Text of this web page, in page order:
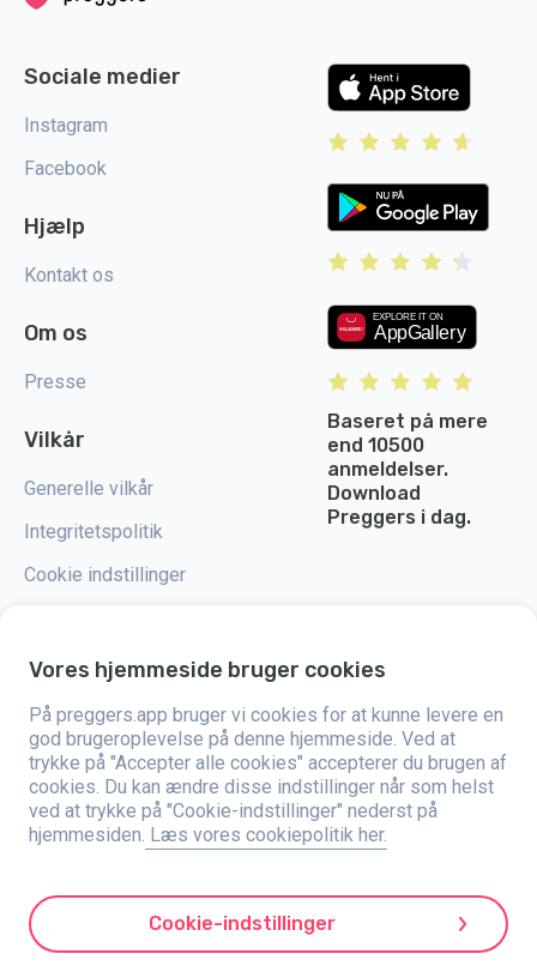
Sociale medier
Instagram
Facebook
Hjælp
Kontakt os
Om os
Presse
Vilkår
Generelle vilkår
Integritetspolitik
Cookie indstillinger
Baseret på mere
end 10500
anmeldelser.
Download
Preggers i dag.
Preggers er en app, der blev skabt af det svenske firma Stroller AB i 2017.
Målet med appen er at gøre forældreskabet lettere for både kommende og
nybagte forældre verden over. Med hjælp fra et alsidigt team og
samarbejde med eksperter har de udviklet brugervenlige apps, der
allerede er blevet brugt af over to millioner mennesker. Preggers tilbyder
en unik 3D-oplevelse, der giver opdateringer, tips og værktøjer tilpasset
hver fase af graviditeten. Appen hjælper også nybagte forældre med
praktiske råd om pleje af nyfødte. Preggers værdsætter mangfoldighed og
inklusion og støtter forskellige former for familier. Appen er blevet
forældre. Stroller AB er dedikeret til innovation og til at udvide deres tilbud
for at imødekomme forældres skiftende behov.
Preggers er et registreret varemærke for Stroller AB, med adresse Kivra:
Vores hjemmeside bruger cookies
På preggers.app bruger vi cookies for at kunne levere en
god brugeroplevelse på denne hjemmeside. Ved at
trykke på "Accepter alle cookies" accepterer du brugen af
cookies. Du kan ændre disse indstillinger når som helst
ved at trykke på "Cookie-indstillinger" nederst på
hjemmesiden. Læs vores cookiepolitik her.
Cookie-indstillinger